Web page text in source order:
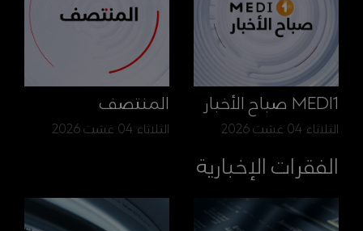
MEDI1 صباح الأخبار
الثلاثاء 04 غشت 2026
المنتصف
الثلاثاء 04 غشت 2026
الفقرات الإخبارية